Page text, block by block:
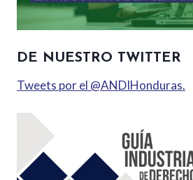
DE NUESTRO TWITTER
Tweets por el @ANDIHonduras.